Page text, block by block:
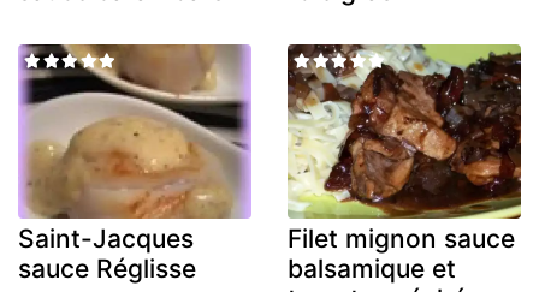
Saint-Jacques
sauce Réglisse
Filet mignon sauce
balsamique et